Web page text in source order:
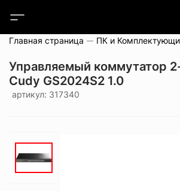
Главная страница ПК и
Управляемый коммутатор
Cudy GS2024S2 1.0
артикул: 317340